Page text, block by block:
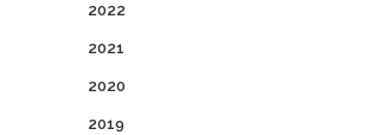
2022
2021
2020
2019